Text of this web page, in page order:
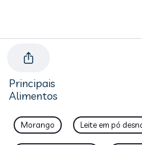
Principais
Alimentos
Morango Leite em pó